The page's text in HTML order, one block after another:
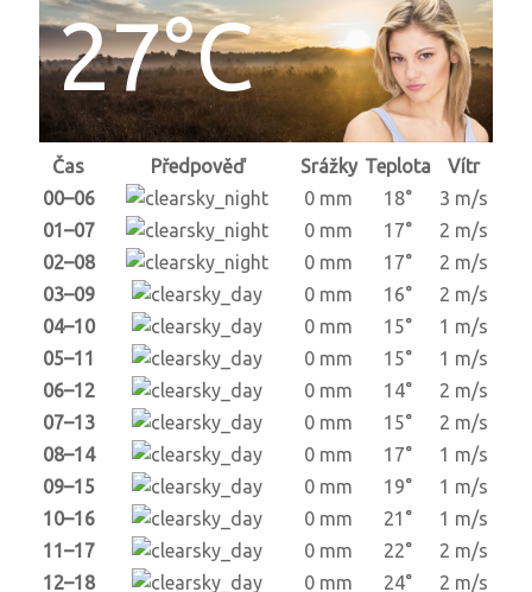
27°C
Čas Předpověď Srážky Teplota
Vítr
00–06
0 mm 18°
3 m/s
01–07
0 mm 17°
2 m/s
02–08
0 mm 17°
2 m/s
03–09
0 mm 16°
2 m/s
04–10
0 mm 15°
1 m/s
05–11
0 mm 15°
1 m/s
06–12
0 mm 14°
2 m/s
07–13
0 mm 15°
2 m/s
08–14
0 mm 17°
1 m/s
09–15
0 mm 19°
1 m/s
10–16
0 mm 21°
1 m/s
11–17
0 mm 22°
2 m/s
12–18
0 mm 24° 2 m/s